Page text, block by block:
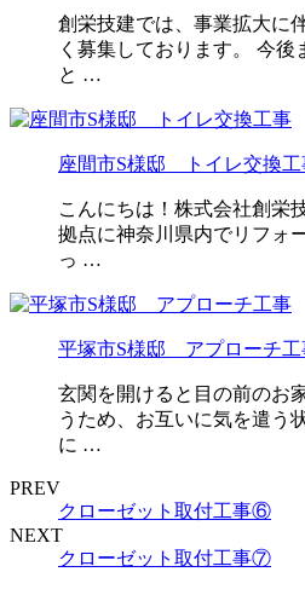
創栄技建では、事業拡大に
く募集しております。 今
と …
座間市S様邸 トイレ交換工
こんにちは！株式会社創栄
拠点に神奈川県内でリフォ
っ …
平塚市S様邸 アプローチ工
玄関を開けると目の前のお
うため、お互いに気を遣う
に …
PREV
クローゼット取付工事⑥
NEXT
クローゼット取付工事⑦